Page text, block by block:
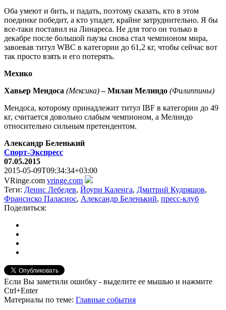
Оба умеют и бить, и падать, поэтому сказать, кто в этом
поединке победит, а кто упадет, крайне затруднительно. Я бы
все-таки поставил на Линареса. Не для того он только в
декабре после большой паузы снова стал чемпионом мира,
завоевав титул WBC в категории до 61,2 кг, чтобы сейчас вот
так просто взять и его потерять.
Мехико
Хавьер Мендоса (Мексика) – Милан Мелиндо (Филиппины)
Мендоса, которому принадлежит титул IBF в категории до 49
кг, считается довольно слабым чемпионом, а Мелиндо
относительно сильным претендентом.
Александр Беленький
Спорт-Экспресс
07.05.2015
2015-05-09T09:34:34+03:00
VRinge.com vringe.com
Теги: Денис Лебедев, Йоури Каленга, Дмитрий Кудряшов,
Франсиско Паласиос, Александр Беленький, пресс-клуб
Поделиться:
Если Вы заметили ошибку - выделите ее мышью и нажмите
Ctrl+Enter
Материалы по теме: Главные события